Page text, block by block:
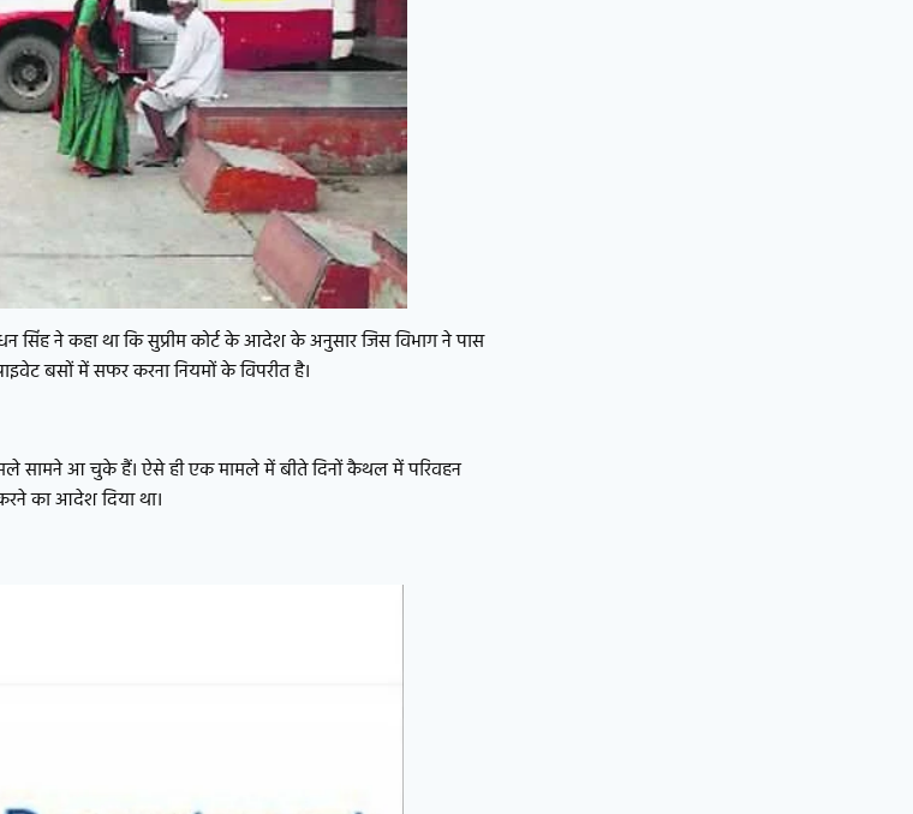
धन सिंह ने कहा था कि सुप्रीम कोर्ट के आदेश के अनुसार जिस विभाग ने पास
बसों में सफर करना नियमों के विपरीत है।
सामने आ चुके हैं। ऐसे ही एक मामले में बीते दिनों कैथल में परिवहन
का आदेश दिया था।